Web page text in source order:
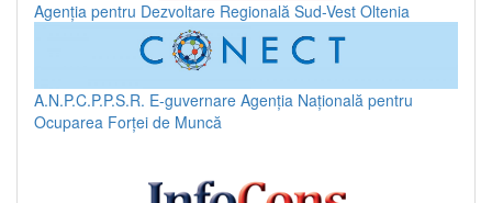
Agenția pentru Dezvoltare Regională Sud-Vest Oltenia
A.N.P.C.P.P.S.R. E-guvernare Agenția Națională pentru
Ocuparea Forței de Muncă